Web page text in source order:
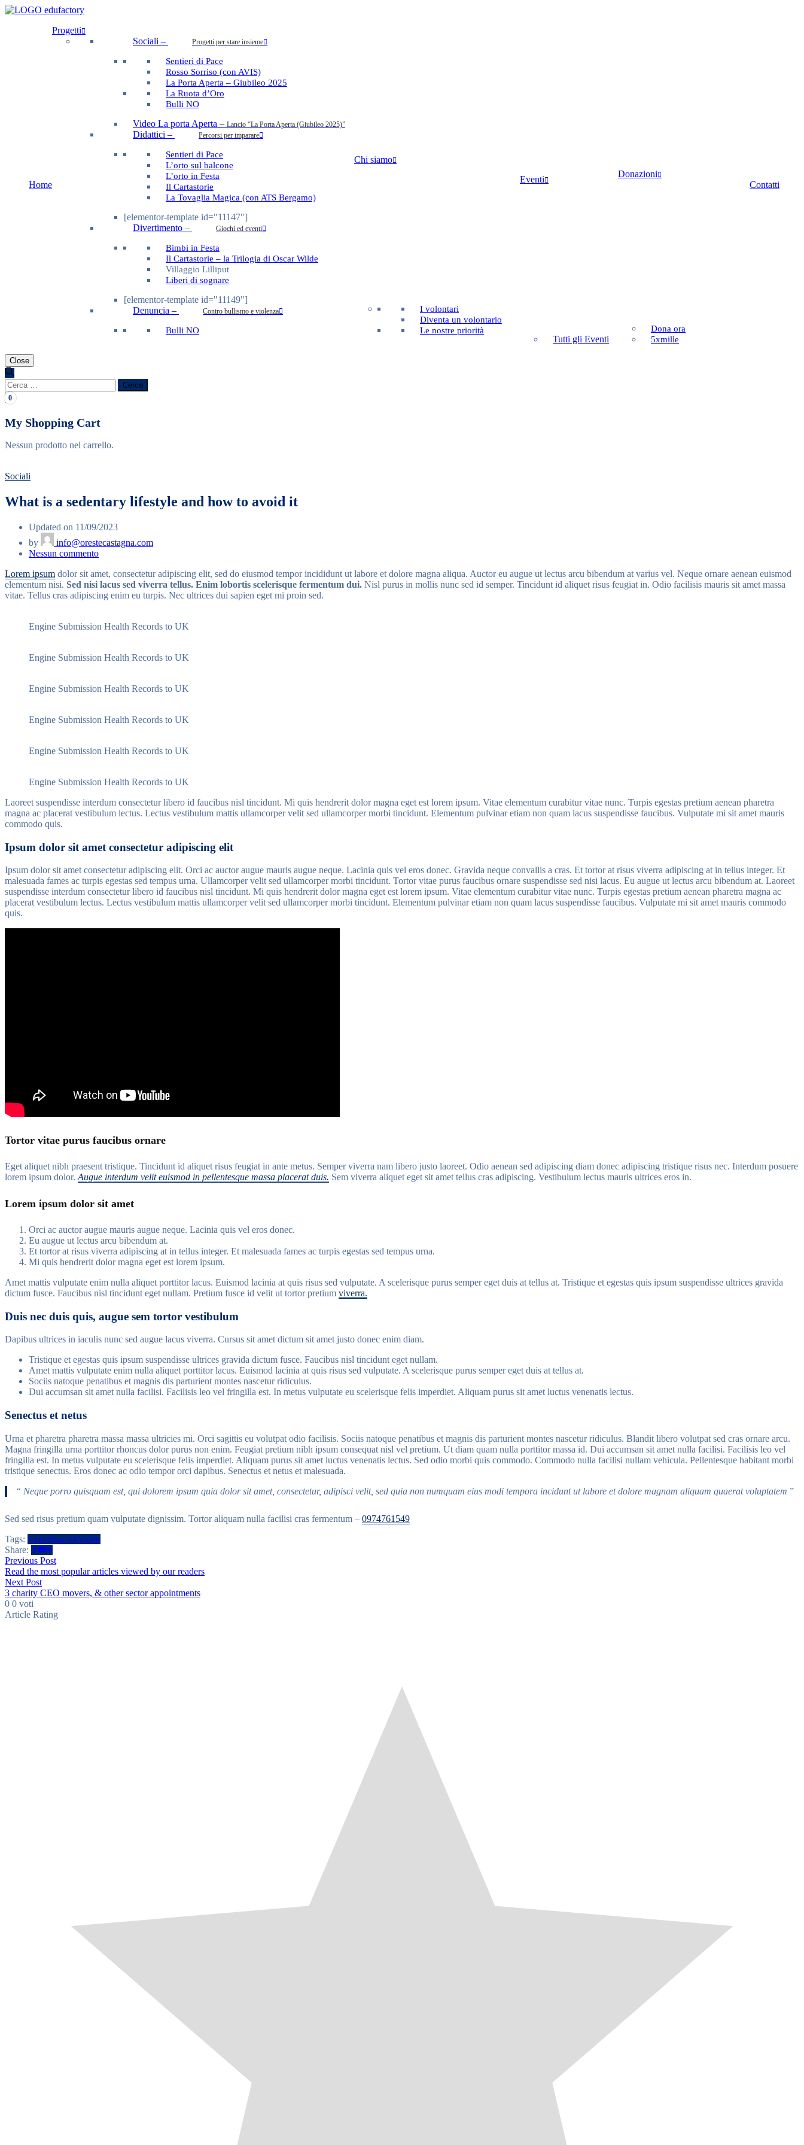
Home
Progetti
Sociali – Progetti per stare insieme
Sentieri di Pace
Rosso Sorriso (con AVIS)
La Porta Aperta – Giubileo 2025
La Ruota d’Oro
Bulli NO
Video La porta Aperta – Lancio “La Porta Aperta (Giubileo 2025)”
Didattici – Percorsi per imparare
Sentieri di Pace
L’orto sul balcone
L’orto in Festa
Il Cartastorie
La Tovaglia Magica (con ATS Bergamo)
[elementor-template id="11147"]
Divertimento – Giochi ed eventi
Bimbi in Festa
Il Cartastorie – la Trilogia di Oscar Wilde
Villaggio Lilliput
Liberi di sognare
[elementor-template id="11149"]
Denuncia – Contro bullismo e violenza
Bulli NO
Chi siamo
I volontari
Diventa un volontario
Le nostre priorità
Eventi
Tutti gli Eventi
Donazioni
Dona ora
5xmille
Contatti
Close
Ricerca
per:
0
My Shopping Cart
Nessun prodotto nel carrello.
Sociali
What is a sedentary lifestyle and how to avoid it
Updated on 11/09/2023
by
info@orestecastagna.com
Nessun commentosu
is
a
sedentary
how
it
Lorem ipsum dolor sit amet, consectetur adipiscing elit, sed do eiusmod tempor incididunt ut labore et dolore magna aliqua. Auctor eu augue ut lectus arcu bibendum at varius vel. Neque ornare aenean euismod
elementum nisi. Sed nisi lacus sed viverra tellus. Enim lobortis scelerisque fermentum dui. Nisl purus in mollis nunc sed id semper. Tincidunt id aliquet risus feugiat in. Odio facilisis mauris sit amet massa
vitae. Tellus cras adipiscing enim eu turpis. Nec ultrices dui sapien eget mi proin sed.
Engine Submission Health Records to UK
Engine Submission Health Records to UK
Engine Submission Health Records to UK
Engine Submission Health Records to UK
Engine Submission Health Records to UK
Engine Submission Health Records to UK
Laoreet suspendisse interdum consectetur libero id faucibus nisl tincidunt. Mi quis hendrerit dolor magna eget est lorem ipsum. Vitae elementum curabitur vitae nunc. Turpis egestas pretium aenean pharetra
magna ac placerat vestibulum lectus. Lectus vestibulum mattis ullamcorper velit sed ullamcorper morbi tincidunt. Elementum pulvinar etiam non quam lacus suspendisse faucibus. Vulputate mi sit amet mauris
commodo quis.
Ipsum dolor sit amet consectetur adipiscing elit
Ipsum dolor sit amet consectetur adipiscing elit. Orci ac auctor augue mauris augue neque. Lacinia quis vel eros donec. Gravida neque convallis a cras. Et tortor at risus viverra adipiscing at in tellus integer. Et
malesuada fames ac turpis egestas sed tempus urna. Ullamcorper velit sed ullamcorper morbi tincidunt. Tortor vitae purus faucibus ornare suspendisse sed nisi lacus. Eu augue ut lectus arcu bibendum at. Laoreet
suspendisse interdum consectetur libero id faucibus nisl tincidunt. Mi quis hendrerit dolor magna eget est lorem ipsum. Vitae elementum curabitur vitae nunc. Turpis egestas pretium aenean pharetra magna ac
placerat vestibulum lectus. Lectus vestibulum mattis ullamcorper velit sed ullamcorper morbi tincidunt. Elementum pulvinar etiam non quam lacus suspendisse faucibus. Vulputate mi sit amet mauris commodo
quis.
Tortor vitae purus faucibus ornare
Eget aliquet nibh praesent tristique. Tincidunt id aliquet risus feugiat in ante metus. Semper viverra nam libero justo laoreet. Odio aenean sed adipiscing diam donec adipiscing tristique risus nec. Interdum posuere
lorem ipsum dolor. Augue interdum velit euismod in pellentesque massa placerat duis. Sem viverra aliquet eget sit amet tellus cras adipiscing. Vestibulum lectus mauris ultrices eros in.
Lorem ipsum dolor sit amet
Orci ac auctor augue mauris augue neque. Lacinia quis vel eros donec.
Eu augue ut lectus arcu bibendum at.
Et tortor at risus viverra adipiscing at in tellus integer. Et malesuada fames ac turpis egestas sed tempus urna.
Mi quis hendrerit dolor magna eget est lorem ipsum.
Amet mattis vulputate enim nulla aliquet porttitor lacus. Euismod lacinia at quis risus sed vulputate. A scelerisque purus semper eget duis at tellus at. Tristique et egestas quis ipsum suspendisse ultrices gravida
dictum fusce. Faucibus nisl tincidunt eget nullam. Pretium fusce id velit ut tortor pretium viverra.
Duis nec duis quis, augue sem tortor vestibulum
Dapibus ultrices in iaculis nunc sed augue lacus viverra. Cursus sit amet dictum sit amet justo donec enim diam.
Tristique et egestas quis ipsum suspendisse ultrices gravida dictum fusce. Faucibus nisl tincidunt eget nullam.
Amet mattis vulputate enim nulla aliquet porttitor lacus. Euismod lacinia at quis risus sed vulputate. A scelerisque purus semper eget duis at tellus at.
Sociis natoque penatibus et magnis dis parturient montes nascetur ridiculus.
Dui accumsan sit amet nulla facilisi. Facilisis leo vel fringilla est. In metus vulputate eu scelerisque felis imperdiet. Aliquam purus sit amet luctus venenatis lectus.
Senectus et netus
Urna et pharetra pharetra massa massa ultricies mi. Orci sagittis eu volutpat odio facilisis. Sociis natoque penatibus et magnis dis parturient montes nascetur ridiculus. Blandit libero volutpat sed cras ornare arcu.
Magna fringilla urna porttitor rhoncus dolor purus non enim. Feugiat pretium nibh ipsum consequat nisl vel pretium. Ut diam quam nulla porttitor massa id. Dui accumsan sit amet nulla facilisi. Facilisis leo vel
fringilla est. In metus vulputate eu scelerisque felis imperdiet. Aliquam purus sit amet luctus venenatis lectus. Sed odio morbi quis commodo. Commodo nulla facilisi nullam vehicula. Pellentesque habitant morbi
tristique senectus. Eros donec ac odio tempor orci dapibus. Senectus et netus et malesuada.
“ Neque porro quisquam est, qui dolorem ipsum quia dolor sit amet, consectetur, adipisci velit, sed quia non numquam eius modi tempora incidunt ut labore et dolore magnam aliquam quaerat voluptatem ”
Sed sed risus pretium quam vulputate dignissim. Tortor aliquam nulla facilisi cras fermentum – 0974761549
Tags: EventiSocialiVideo
Share:
Navigazione
articoli
Previous PostPrevious
post:
Read the most popular articles viewed by our readers
Next PostNext
post:
3 charity CEO movers, & other sector appointments
0 0 voti
Article Rating